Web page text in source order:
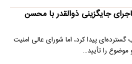
جایگزینی ذوالقدر با محسن
گسترده‌ای پیدا کرد، اما شورای عالی امنیت
را تأیید…